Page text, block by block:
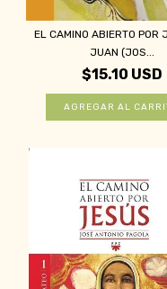
EL CAMINO ABIERTO POR
JUAN (JOS...
$15.10 USD